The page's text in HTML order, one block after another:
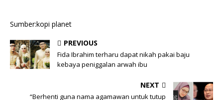
Sumber:kopi planet
PREVIOUS
Fida Ibrahim terharu dapat nikah pakai baju
kebaya peniggalan arwah ibu
NEXT
“Berhenti guna nama agamawan untuk tutup